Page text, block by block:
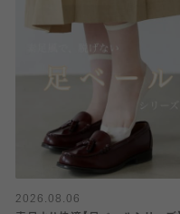
2026.08.06